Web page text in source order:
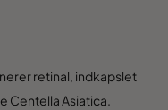
retinal, indkapslet
Centella Asiatica.